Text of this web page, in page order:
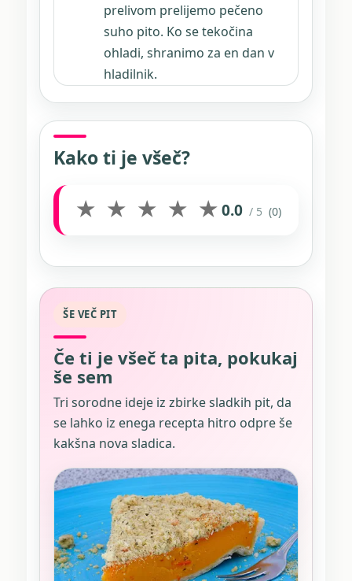
prelivom prelijemo pečeno
suho pito. Ko se tekočina
ohladi, shranimo za en dan v
hladilnik.
Kako ti je všeč?
★ ★ ★ ★ ★ 0.0 / 5 (0)
ŠE VEČ PIT
Če ti je všeč ta pita, pokukaj
še sem
Tri sorodne ideje iz zbirke sladkih pit, da
se lahko iz enega recepta hitro odpre še
kakšna nova sladica.